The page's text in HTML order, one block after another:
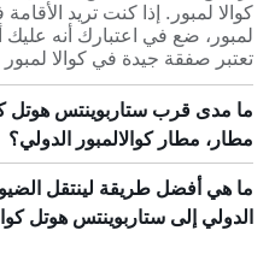
كوالا لمبور. إذا كنت تريد
تعتبر صفقة جيدة في كوالا لمبور
ما مدى قرب ستاربوينتس هوتل
مطار، مطار كوالالمبور الدولي؟
ما هي أفضل طريقة لينتقل
الدولي إلى ستاربوينتس هوتل